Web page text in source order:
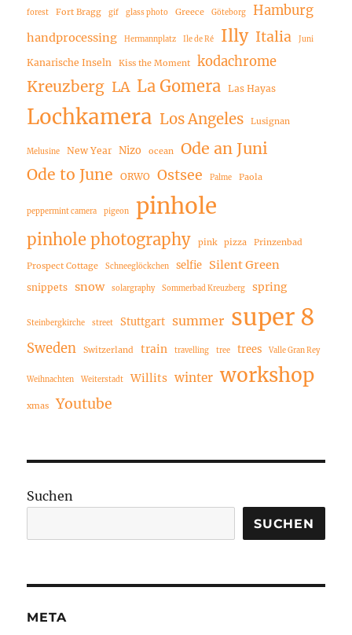
forest Fort Bragg gif glass photo Greece Göteborg Hamburg
handprocessing Hermannplatz Ile de Ré Illy Italia Juni
Kanarische Inseln Kiss the Moment kodachrome
Kreuzberg LA La Gomera Las Hayas
Lochkamera Los Angeles Lusignan
Melusine New Year Nizo ocean
Ode an Juni
Ode to June
ORWO Ostsee Palme Paola
peppermint camera pigeon pinhole
pinhole photography pink pizza Prinzenbad
Prospect Cottage Schneeglöckchen selfie Silent Green
snippets snow solargraphy Sommerbad Kreuzberg spring
Steinbergkirche street Stuttgart summer super 8
Sweden Switzerland train travelling tree trees Valle Gran Rey
Weihnachten Weiterstadt Willits winter workshop
xmas Youtube
Suchen
SUCHEN
META